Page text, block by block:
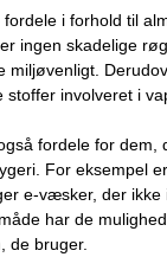
i forhold til
ingen skadelige
miljøvenligt.
involveret i
fordele for dem,
For eksempel
e-væsker, der ikke
har de
de bruger.